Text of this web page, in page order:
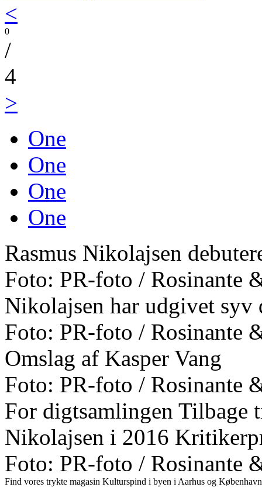
<
0
/
4
>
One
One
One
One
Rasmus Nikolajsen
Foto: PR-foto / Rosinante
Nikolajsen har udgivet syv
Foto: PR-foto / Rosinante
Omslag af Kasper Vang
Foto: PR-foto / Rosinante
For digtsamlingen Tilbage
Nikolajsen i 2016
Foto: PR-foto / Rosinante
Find vores trykte magasin Kulturspind i byen i Aarhus og København